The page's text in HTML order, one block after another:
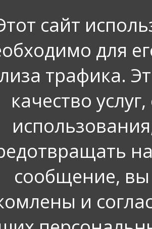
специальное
рабочий день
занятость
медицинская
в Кировском
сайт
для
трафика.
качество
сообщение, вы
и